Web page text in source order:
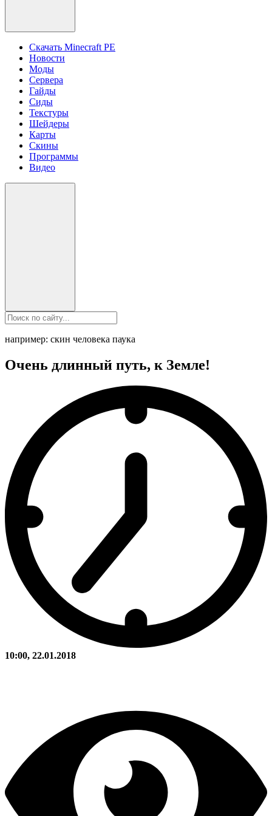
Скачать Minecraft PE
Новости
Моды
Сервера
Гайды
Сиды
Текстуры
Шейдеры
Карты
Скины
Программы
Видео
например: скин человека паука
Очень длинный путь, к Земле!
10:00, 22.01.2018